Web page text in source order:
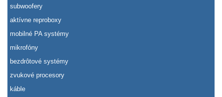
subwoofery
aktívne reproboxy
mobilné PA systémy
mikrofóny
bezdrôtové systémy
zvukové procesory
káble